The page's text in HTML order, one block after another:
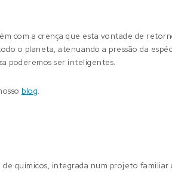
com a crença que esta vontade de
o planeta, atenuando a pressão da
poderemos ser inteligentes.
blog.
químicos, integrada num projeto familiar